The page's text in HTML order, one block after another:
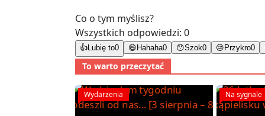
Co o tym myślisz?
Wszystkich odpowiedzi: 0
👍Lubię to0 😄 Hahaha0 😯Szok0 😢 Przykro0
To warto przeczytać
Wydarzenia Na sygnale